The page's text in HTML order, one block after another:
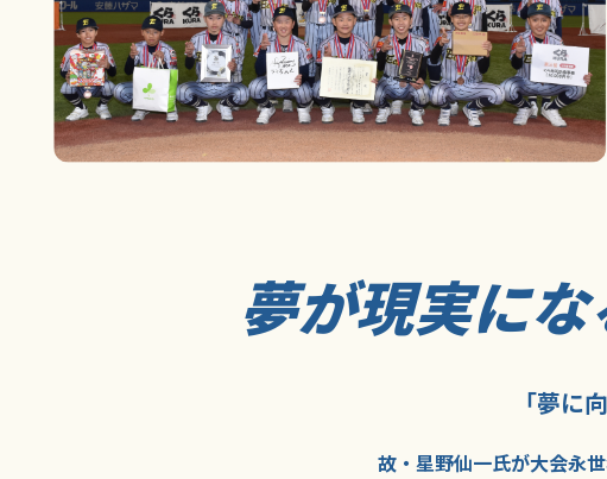
夢が現実に
「夢に
故・星野仙一氏が大会永